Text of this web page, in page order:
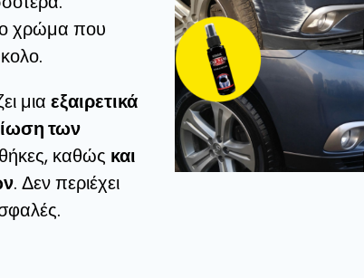
χρώμα που
μια εξαιρετικά
των
καθώς και
. Δεν περιέχει